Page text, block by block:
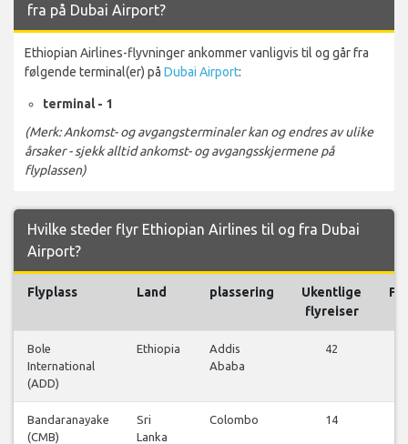
fra på Dubai Airport?
Ethiopian Airlines-flyvninger ankommer vanligvis til og går fra
følgende terminal(er) på Dubai Airport:
terminal - 1
(Merk: Ankomst- og avgangsterminaler kan og endres av ulike
årsaker - sjekk alltid ankomst- og avgangsskjermene på
flyplassen)
Hvilke steder flyr Ethiopian Airlines til og fra Dubai
Airport?
Flyplass Land plassering
Ukentlige
flyreiser
Bole
International
(ADD)
Ethiopia
Addis
Ababa
42
Bandaranayake
(CMB)
Sri
Lanka
Colombo
14